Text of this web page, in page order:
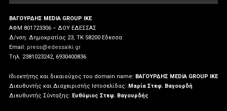
ΒΑΓΟΥΡΔΗΣ MEDIA GROUP IKE
ΑΦΜ 801723306 – ΔΟΥ ΕΔΕΣΣΑΣ
Δ/νση: Δημοκρατίας 23, ΤΚ 58200 Εδεσσα
Email: press@edessaiki.gr
Tηλ. 2381023242, 6930400836
Ιδιοκτήτης και δικαιούχος του domain name: ΒΑΓΟΥΡΔΗΣ MEDIA GROUP IKE
Διευθυντής και Διαχειριστής Ιστοσελίδας: Μαρία Στεφ. Βαγουρδή
Διευθυντής Σύνταξης: Ευθύμιος Στεφ. Βαγουρδής